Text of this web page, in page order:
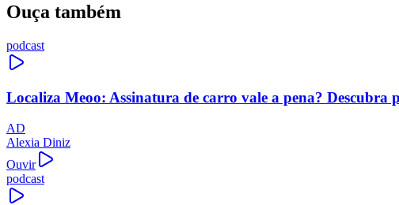
Ouça também
podcast
Localiza Meoo: Assinatura de carro vale a pena? Descubra
AD
Alexia Diniz
Ouvir
podcast